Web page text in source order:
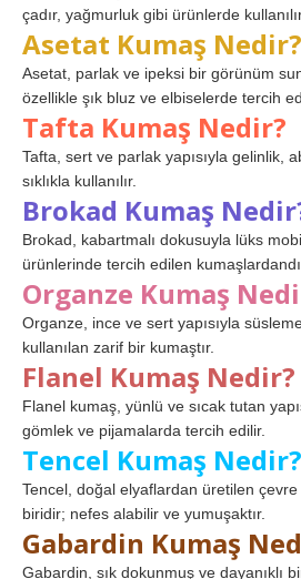
çadır, yağmurluk gibi ürünlerde
Asetat Kumaş Nedir?
Asetat, parlak ve ipeksi bir görünüm
özellikle şık bluz ve elbiselerde tercih
Tafta Kumaş Nedir?
Tafta, sert ve parlak yapısıyla gelinlik,
sıklıkla kullanılır.
Brokad Kumaş
Brokad, kabartmalı dokusuyla lüks
ürünlerinde tercih edilen
Organze Kumaş
Organze, ince ve sert yapısıyla
kullanılan zarif bir kumaştır.
Flanel Kumaş Nedir?
Flanel kumaş, yünlü ve sıcak tutan
gömlek ve pijamalarda tercih edilir.
Tencel Kumaş Nedir?
Tencel, doğal elyaflardan üretilen
biridir; nefes alabilir ve yumuşaktır.
Gabardin Kumaş
Gabardin, sık dokunmuş ve dayanıklı